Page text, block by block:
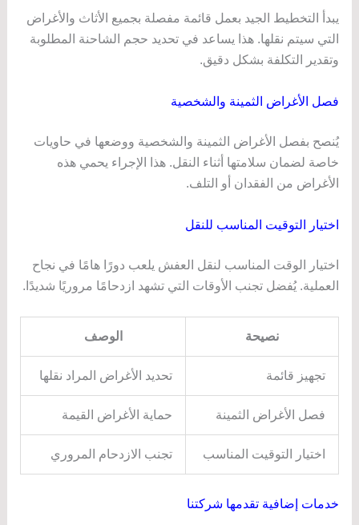
يبدأ التخطيط الجيد بعمل قائمة مفصلة بجميع الأثاث والأغراض
التي سيتم نقلها. هذا يساعد في تحديد حجم الشاحنة المطلوبة
وتقدير التكلفة بشكل دقيق.
فصل الأغراض الثمينة والشخصية
يُنصح بفصل الأغراض الثمينة والشخصية ووضعها في حاويات
خاصة لضمان سلامتها أثناء النقل. هذا الإجراء يحمي هذه
الأغراض من الفقدان أو التلف.
اختيار التوقيت المناسب للنقل
اختيار الوقت المناسب لنقل العفش يلعب دورًا هامًا في نجاح
العملية. يُفضل تجنب الأوقات التي تشهد ازدحامًا مروريًا شديدًا.
نصيحة الوصف
تجهيز قائمة تحديد الأغراض المراد نقلها
فصل الأغراض الثمينة حماية الأغراض القيمة
اختيار التوقيت المناسب تجنب الازدحام المروري
خدمات إضافية تقدمها شركتنا